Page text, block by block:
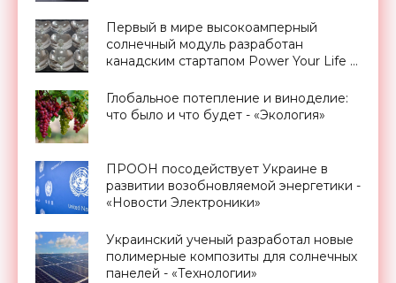
Первый в мире высокоамперный
солнечный модуль разработан
канадским стартапом Power Your Life -
Глобальное потепление и виноделие:
что было и что будет - «Экология»
ПРООН посодействует Украине в
развитии возобновляемой энергетики -
«Новости Электроники»
Украинский ученый разработал новые
полимерные композиты для солнечных
панелей - «Технологии»